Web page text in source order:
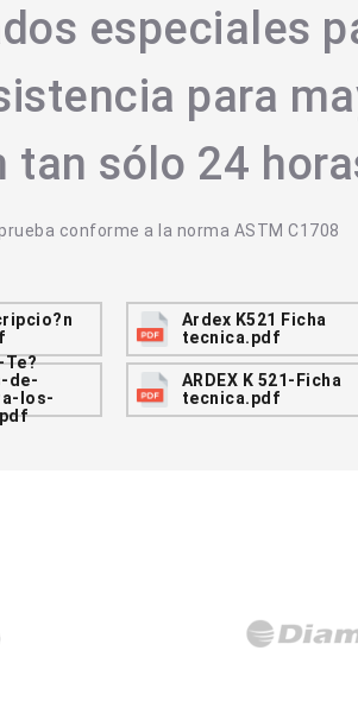
especiales
para
tan sólo 24
conforme a la norma ASTM C1708
Ardex K521 Ficha
tecnica.pdf
de-
los-
ARDEX K 521-Ficha
tecnica.pdf